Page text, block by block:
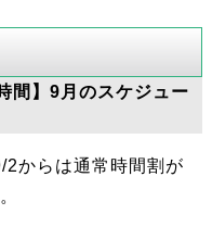
】9月のスケジュー
からは通常時間割が